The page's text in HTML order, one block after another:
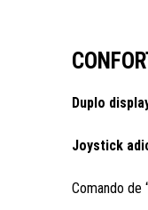
Duplo
Joystick
Comando de